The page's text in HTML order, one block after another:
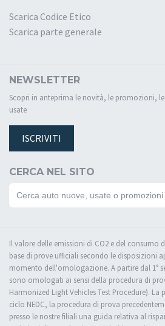
Scarica Codice Etico
Scarica parte generale
NEWSLETTER
Scopri in anteprima le novità, le promozioni,
usate
ISCRIVITI
CERCA NEL SITO
Il valore delle emissioni di CO2 e del consumo
base di prove ufficiali secondo le disposizioni
momento dell'omologazione. A partire dal 1°
sono omologati ai sensi della procedura di
Harmonized Light Vehicles Test Procedure). La
ciclo NEDC, la procedura di prova
presso le nostre filiali una guida relativa al